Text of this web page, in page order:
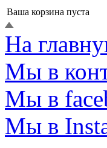
Ваша корзина пуста
На
Мы в
Мы в
Мы в